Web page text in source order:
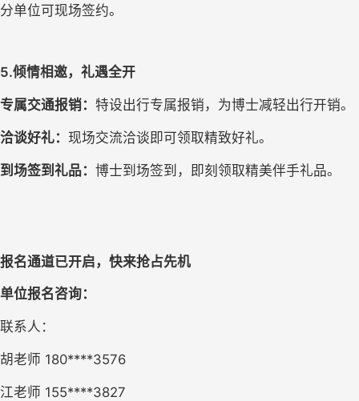
分单位可现场签约。
5.倾情相邀，礼遇全开
专属交通报销： 特设出行专属报销，为博士减轻出行开销。
洽谈好礼： 现场交流洽谈即可领取精致好礼。
到场签到礼品： 博士到场签到，即刻领取精美伴手礼品。
报名通道已开启，快来抢占先机
单位报名咨询：
联系人：
胡老师 180****3576
江老师 155****3827